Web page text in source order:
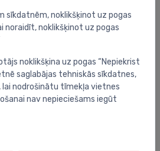
sīkdatnēm, noklikšķinot uz pogas
noraidīt, noklikšķinot uz pogas
noklikšķina uz pogas “Nepiekrist
saglabājas tehniskās sīkdatnes,
lai nodrošinātu tīmekļa vietnes
nav nepieciešams iegūt